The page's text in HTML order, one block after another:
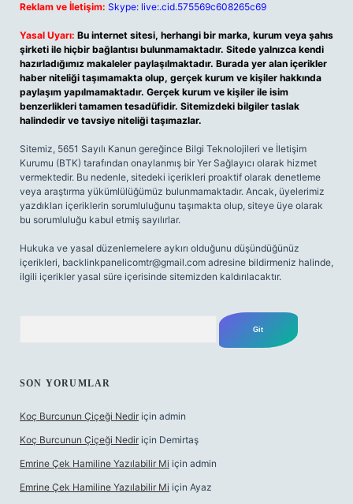
Reklam ve İletişim: Skype: live:.cid.575569c608265c69
Yasal Uyarı: Bu internet sitesi, herhangi bir marka, kurum veya şahıs
şirketi ile hiçbir bağlantısı bulunmamaktadır. Sitede yalnızca kendi
hazırladığımız makaleler paylaşılmaktadır. Burada yer alan içerikler
haber niteliği taşımamakta olup, gerçek kurum ve kişiler hakkında
paylaşım yapılmamaktadır. Gerçek kurum ve kişiler ile isim
benzerlikleri tamamen tesadüfidir. Sitemizdeki bilgiler taslak
halindedir ve tavsiye niteliği taşımazlar.
Sitemiz, 5651 Sayılı Kanun gereğince Bilgi Teknolojileri ve İletişim
Kurumu (BTK) tarafından onaylanmış bir Yer Sağlayıcı olarak hizmet
vermektedir. Bu nedenle, sitedeki içerikleri proaktif olarak denetleme
veya araştırma yükümlülüğümüz bulunmamaktadır. Ancak, üyelerimiz
yazdıkları içeriklerin sorumluluğunu taşımakta olup, siteye üye olarak
bu sorumluluğu kabul etmiş sayılırlar.
Hukuka ve yasal düzenlemelere aykırı olduğunu düşündüğünüz
içerikleri, backlinkpanelicomtr@gmail.com adresine bildirmeniz halinde,
ilgili içerikler yasal süre içerisinde sitemizden kaldırılacaktır.
SON YORUMLAR
Koç Burcunun Çiçeği Nedir için admin
Koç Burcunun Çiçeği Nedir için Demirtaş
Emrine Çek Hamiline Yazılabilir Mi için admin
Emrine Çek Hamiline Yazılabilir Mi için Ayaz